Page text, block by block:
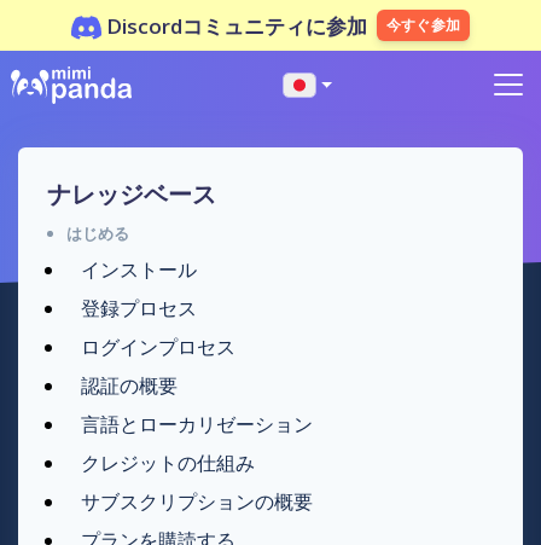
Discordコミュニティに参加 今すぐ参加
ナレッジベース
はじめる
インストール
登録プロセス
ログインプロセス
認証の概要
言語とローカリゼーション
クレジットの仕組み
サブスクリプションの概要